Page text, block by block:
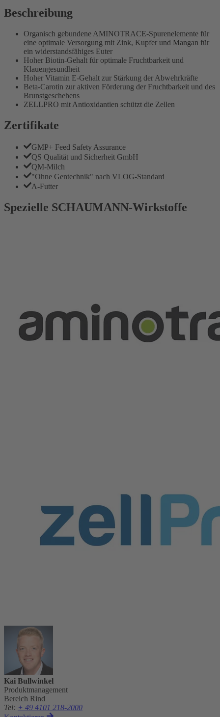
Beschreibung
Organisch gebundene AMINOTRACE-Spurenelemente für
eine optimale Versorgung mit Zink, Kupfer und Mangan für
ein widerstandsfähiges Euter
Hoher Biotin-Gehalt für optimale Fruchtbarkeit und
Klauengesundheit
Hoher Vitamin E-Gehalt zur Stärkung der Abwehrkräfte
Beta-Carotin zur aktiven Förderung der Fruchtbarkeit und des
Brunstgeschehens
ZELLPRO mit Antioxidantien schützt die Zellen
Zertifikate
GMP+ Feed Safety Assurance
QS Qualität und Sicherheit GmbH
QM-Milch
"Ohne Gentechnik" nach VLOG-Standard
A-Futter
Spezielle SCHAUMANN-Wirkstoffe
Kai Bullwinkel
Produktmanagement
Bereich Rind
Tel: + 49 4101 218-2000